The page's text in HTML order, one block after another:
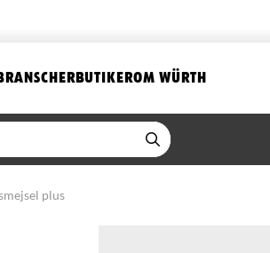
BUTIKEROM WÜRTH
plus